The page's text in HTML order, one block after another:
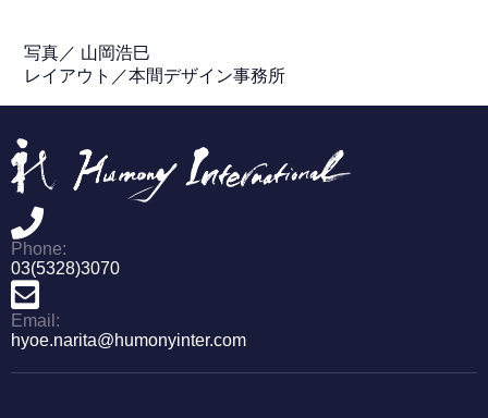
写真／ 山岡浩巳
レイアウト／本間デザイン事務所
Phone:
03(5328)3070
Email:
hyoe.narita@humonyinter.com